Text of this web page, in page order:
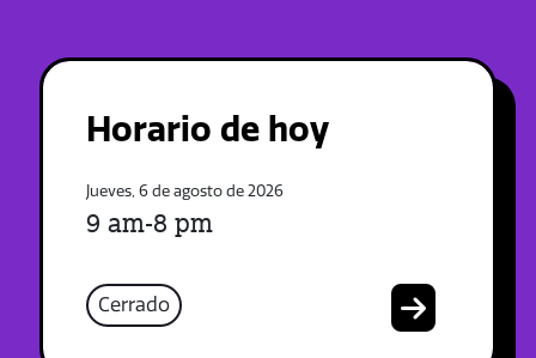
Horario de hoy
Jueves, 6 de agosto de 2026
9 am-8 pm
Cerrado